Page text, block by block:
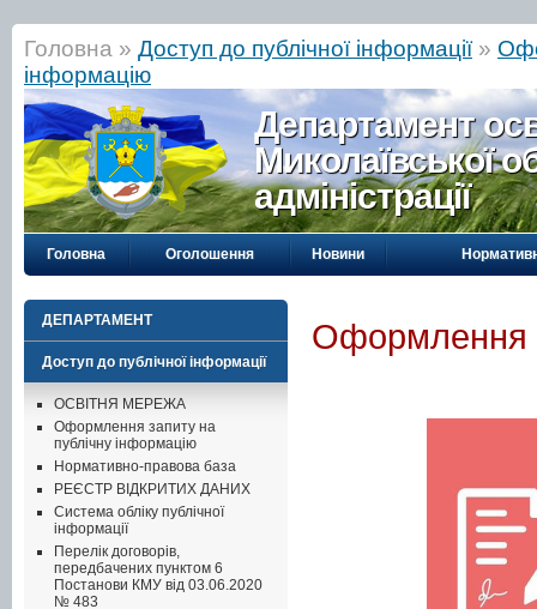
Головна » Доступ до публічної інформації»
інформацію
Департамент
Миколаївської
адміністрації
Головна Оголошення Новини
ДЕПАРТАМЕНТ
Доступ до публічної інформації
ОСВІТНЯ МЕРЕЖА
Оформлення запиту на
публічну інформацію
Нормативно-правова база
РЕЄСТР ВІДКРИТИХ ДАНИХ
Система обліку публічної
інформації
Перелік договорів,
передбачених пунктом 6
Постанови КМУ від 03.06.2020
№ 483
Оформлення